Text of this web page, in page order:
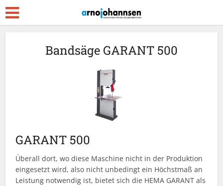
Bandsäge GARANT 500
GARANT 500
Überall dort, wo diese Maschine nicht in der Produktion
eingesetzt wird, also nicht unbedingt ein Höchstmaß an
Leistung notwendig ist, bietet sich die HEMA GARANT als